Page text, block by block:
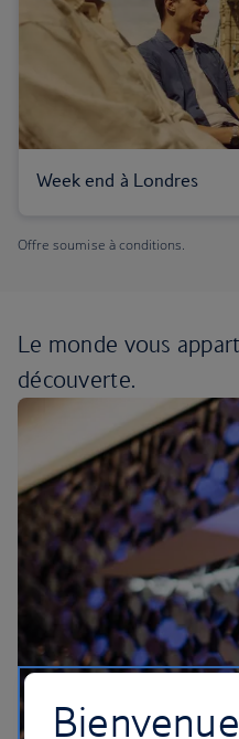
Week end à Londres
Offre soumise à conditions.
Le monde vous
découverte.